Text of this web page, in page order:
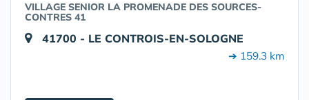
VILLAGE SENIOR LA PROMENADE DES SOURCES-
CONTRES 41
41700 - LE CONTROIS-EN-SOLOGNE
➔ 159.3 km